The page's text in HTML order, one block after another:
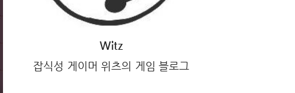
Witz
잡식성 게이머 위츠의 게임 블로그